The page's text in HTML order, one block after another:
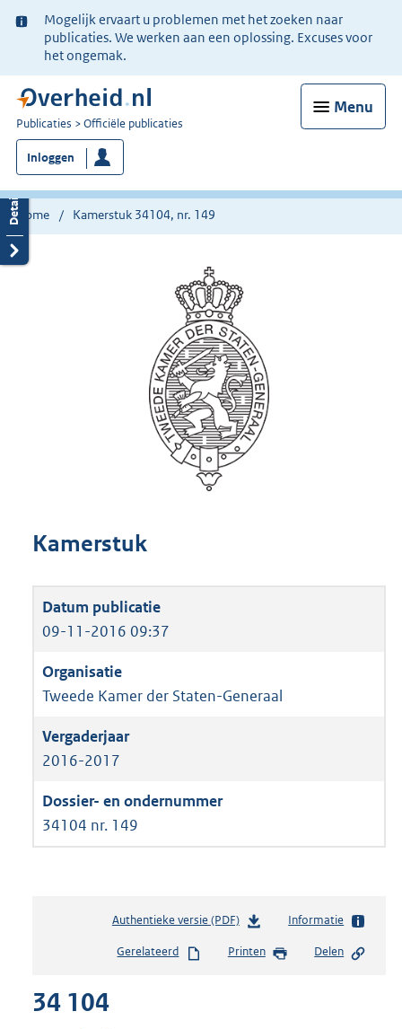
Ter
informatie:
Mogelijk ervaart u problemen met het zoeken naar
publicaties. We werken aan een oplossing. Excuses voor
het ongemak.
Menu
U
bent
nu
hier:
Publicaties Officiële publicaties
Inloggen
Home Kamerstuk 34104, nr. 149
Kamerstuk
09-11-2016 09:37
Tweede Kamer der Staten-Generaal
2016-2017
34104 nr. 149
Authentieke versie (PDF)b
s
Informatie
Gerelateerd Printen Delen
34 104